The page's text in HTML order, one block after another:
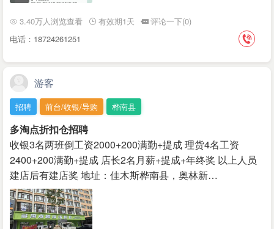
3.40万人浏览查看 有效期1天
评论一下(0)
电话：18724261251
游客
招聘 前台/收银/导购 桦南县
多淘点折扣仓招聘
收银3名两班倒工资2000+200满勤+提成 理货4名工资
2400+200满勤+提成 店长2名月薪+提成+年终奖 以上人员
建店后有建店奖 地址：佳木斯桦南县，奥林新…